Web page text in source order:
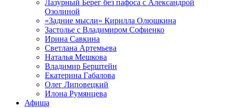
Лазурный Берег без пафоса с Александрой
Озолиной
«Задние мысли» Кирилла Олюшкина
Застолье с Владимиром Софиенко
Ирина Савкина
Светлана Артемьева
Наталья Мешкова
Владимир Берштейн
Екатерина Габалова
Олег Липовецкий
Илона Румянцева
Афиша